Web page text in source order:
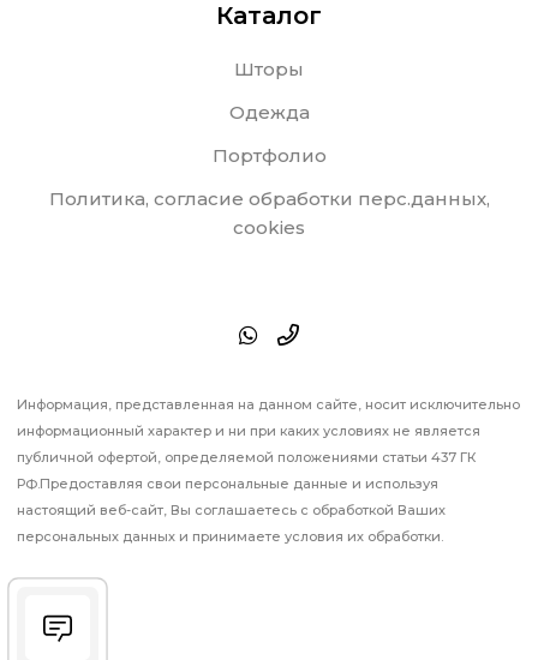
Каталог
Шторы
Одежда
Портфолио
Политика, согласие обработки перс.данных,
cookies
Информация, представленная на данном сайте, носит исключительно
информационный характер и ни при каких условиях не является
публичной офертой, определяемой положениями статьи 437 ГК
РФ.Предоставляя свои персональные данные и используя
настоящий веб-сайт, Вы соглашаетесь с обработкой Ваших
персональных данных и принимаете условия их обработки.